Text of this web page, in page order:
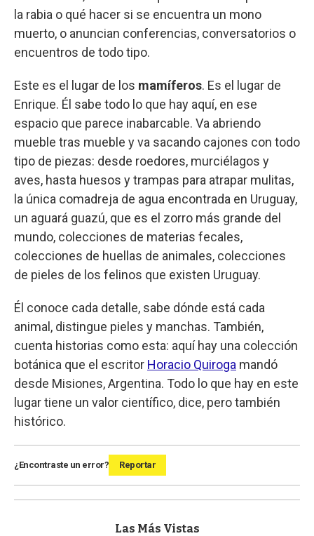
la rabia o qué hacer si se encuentra un mono
muerto, o anuncian conferencias, conversatorios o
encuentros de todo tipo.
Este es el lugar de los mamíferos. Es el lugar de
Enrique. Él sabe todo lo que hay aquí, en ese
espacio que parece inabarcable. Va abriendo
mueble tras mueble y va sacando cajones con todo
tipo de piezas: desde roedores, murciélagos y
aves, hasta huesos y trampas para atrapar mulitas,
la única comadreja de agua encontrada en Uruguay,
un aguará guazú, que es el zorro más grande del
mundo, colecciones de materias fecales,
colecciones de huellas de animales, colecciones
de pieles de los felinos que existen Uruguay.
Él conoce cada detalle, sabe dónde está cada
animal, distingue pieles y manchas. También,
cuenta historias como esta: aquí hay una colección
botánica que el escritor Horacio Quiroga mandó
desde Misiones, Argentina. Todo lo que hay en este
lugar tiene un valor científico, dice, pero también
histórico.
¿Encontraste un error? Reportar
Las Más Vistas